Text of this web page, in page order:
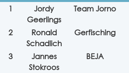
1
Jordy
Geerlings
Team Jorno
2
Ronald
Schadlich
Gerfisching
3
Jannes
Stokroos
BEJA